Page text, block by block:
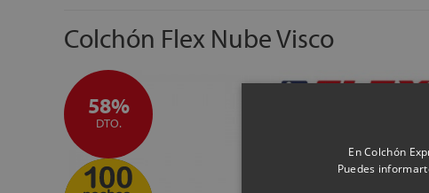
Colchón Flex Nube Visco
58%
DTO.
En Colchón
Puedes